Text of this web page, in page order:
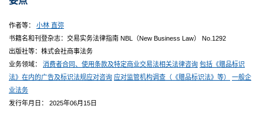
作者等： 小林 直弥
书籍名和刊登杂志：交易实务法律指南 NBL（New Business Law） No.1292
出版社等：株式会社商事法务
业务领域： 消费者合同、使用条款及特定商业交易法相关法律咨询 包括《赠品标识
法》在内的广告及标识法规应对咨询 应对监管机构调查（《赠品标识法》等）
一般企
业法务
发行年月日： 2025年06月15日